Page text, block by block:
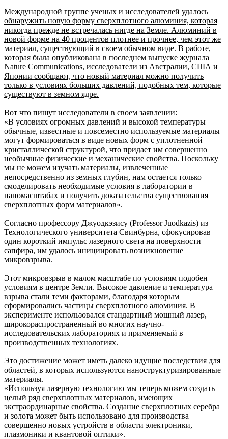
Международной группе ученых и исследователей удалось
обнаружить новую форму сверхплотного алюминия, которая
никогда прежде не встречалась нигде на Земле. Алюминий в
новой форме на 40 процентов плотнее и прочнее, чем этот же
материал, существующий в своем обычном виде. В работе,
которая была опубликована в последнем выпуске журнала
Nature Communications, исследователи из Австралии, США и
Японии сообщают, что новый материал можно получить
только в условиях больших давлений, подобных тем, которые
существуют в земном ядре.
Вот что пишут исследователи в своем заявлении:
«В условиях огромных давлений и высокой температуры
обычные, известные и повсеместно используемые материалы
могут формироваться в виде новых форм с уплотненной
кристаллической структурой, что придает им совершенно
необычные физические и механические свойства. Поскольку
мы не можем изучать материалы, извлеченные
непосредственно из земных глубин, нам остается только
смоделировать необходимые условия в лаборатории в
наномасштабах и получить доказательства существования
сверхплотных форм материалов».
Согласно профессору Джуодкэзису (Professor Juodkazis) из
Технологического университета Свинбурна, сфокусировав
один короткий импульс лазерного света на поверхности
сапфира, им удалось инициировать возникновение
микровзрыва.
Этот микровзрыв в малом масштабе по условиям подобен
условиям в центре Земли. Высокое давление и температура
взрыва стали теми факторами, благодаря которым
сформировались частицы сверхплотного алюминия. В
эксперименте использовался стандартный мощный лазер,
широкораспространенный во многих научно-
исследовательских лабораториях и применяемый в
производственных технологиях.
Это достижение может иметь далеко идущие последствия для
областей, в которых используются наноструктуризированные
материалы.
«Используя лазерную технологию мы теперь можем создать
целый ряд сверхплотных материалов, имеющих
экстраординарные свойства. Создание сверхплотных серебра
и золота может быть использовано для производства
совершенно новых устройств в области электроники,
плазмоники и квантовой оптики».